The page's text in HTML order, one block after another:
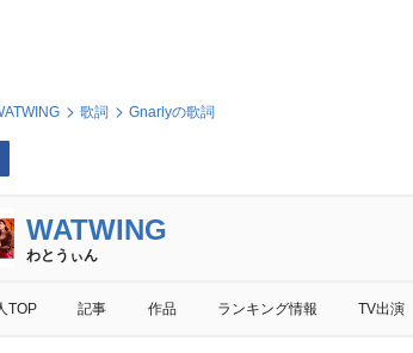
歌詞 Gnarlyの歌詞
WATWING
わとうぃん
TOP 記事 作品 ランキング情報 TV出演